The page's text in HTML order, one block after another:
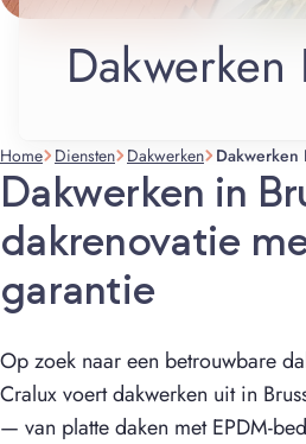
Dakwerken
Home Diensten Dakwerken Dakwerken
Dakwerken in
dakrenovatie
garantie
Op zoek naar een betrouwbare
Cralux voert dakwerken uit in
— van platte daken met EPDM-